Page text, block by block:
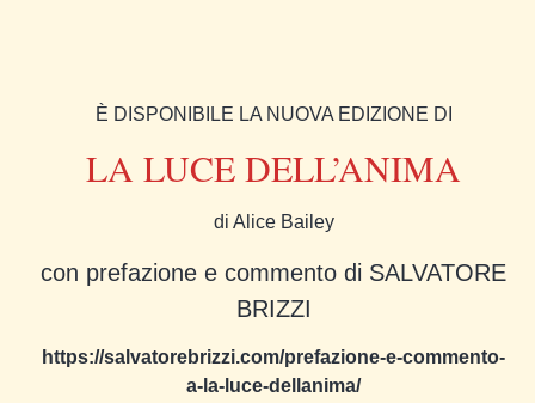
È DISPONIBILE LA NUOVA EDIZIONE DI
LA LUCE DELL’ANIMA
di Alice Bailey
con prefazione e commento di SALVATORE
BRIZZI
https://salvatorebrizzi.com/prefazione-e-commento-
a-la-luce-dellanima/